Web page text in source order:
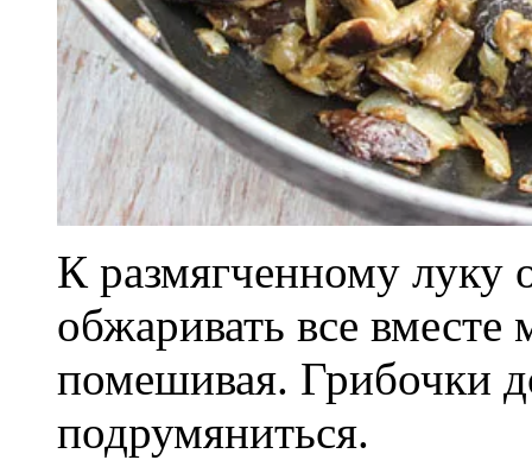
К размягченному луку
обжаривать все
помешивая. Грибочки
подрумяниться.